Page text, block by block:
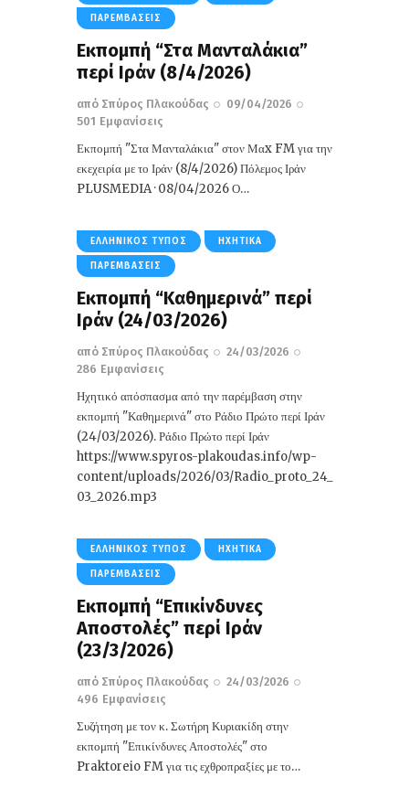
ΠΑΡΕΜΒΆΣΕΙΣ
Εκπομπή “Στα Μανταλάκια”
περί Ιράν (8/4/2026)
από Σπύρος Πλακούδας
09/04/2026
501 Εμφανίσεις
Εκπομπή "Στα Μανταλάκια" στον Μαx FM για την
εκεχειρία με το Ιράν (8/4/2026) Πόλεμος Ιράν
PLUSMEDIA · 08/04/2026 Ο…
ΕΛΛΗΝΙΚΌΣ ΤΎΠΟΣ ΗΧΗΤΙΚΆ
ΠΑΡΕΜΒΆΣΕΙΣ
Εκπομπή “Καθημερινά” περί
Ιράν (24/03/2026)
από Σπύρος Πλακούδας
24/03/2026
286 Εμφανίσεις
Ηχητικό απόσπασμα από την παρέμβαση στην
εκπομπή "Καθημερινά" στο Ράδιο Πρώτο περί Ιράν
(24/03/2026). Ράδιο Πρώτο περί Ιράν
https://www.spyros-plakoudas.info/wp-
content/uploads/2026/03/Radio_proto_24_
03_2026.mp3
ΕΛΛΗΝΙΚΌΣ ΤΎΠΟΣ ΗΧΗΤΙΚΆ
ΠΑΡΕΜΒΆΣΕΙΣ
Εκπομπή “Επικίνδυνες
Αποστολές” περί Ιράν
(23/3/2026)
από Σπύρος Πλακούδας
24/03/2026
496 Εμφανίσεις
Συζήτηση με τον κ. Σωτήρη Κυριακίδη στην
εκπομπή "Επικίνδυνες Αποστολές" στο
Praktoreio FM για τις εχθροπραξίες με το…